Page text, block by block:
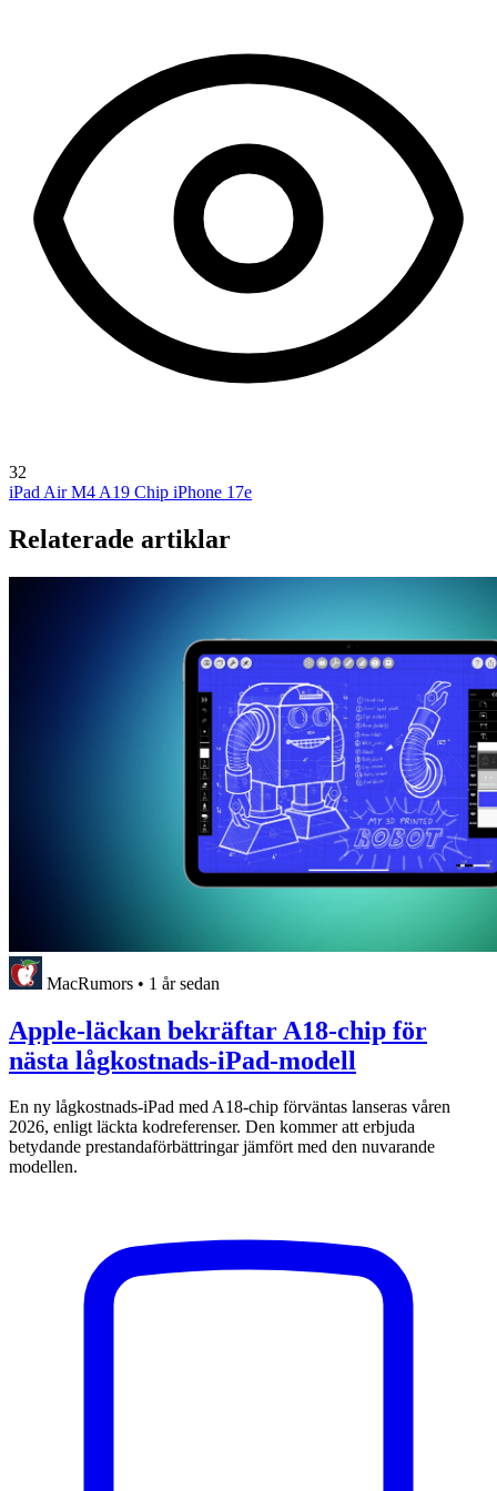
32
iPad Air M4 A19 Chip iPhone 17e
Relaterade artiklar
MacRumors • 1 år sedan
Apple-läckan bekräftar A18-chip för
nästa lågkostnads-iPad-modell
En ny lågkostnads-iPad med A18-chip förväntas lanseras våren
2026, enligt läckta kodreferenser. Den kommer att erbjuda
betydande prestandaförbättringar jämfört med den nuvarande
modellen.